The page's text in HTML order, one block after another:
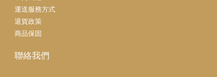
運送服務方式
退貨政策
商品保固
聯絡我們